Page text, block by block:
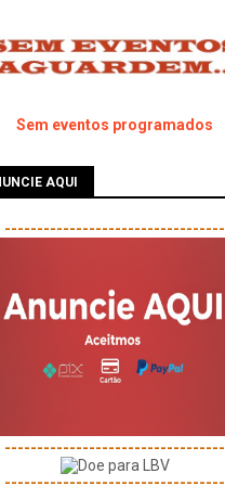
Sem eventos programados
AQUI
----------------------------------
----------------------------------
----------------------------------